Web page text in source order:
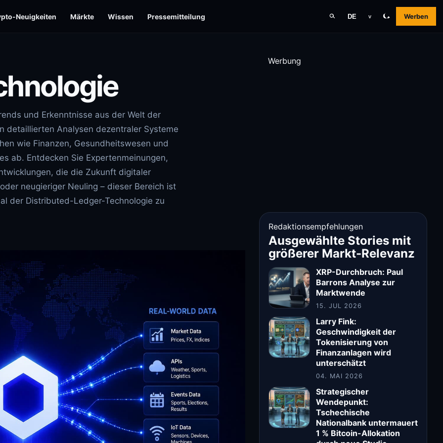
Neuigkeiten Märkte Wissen Pressemitteilung DE v Werben
und Erkenntnisse aus der Welt der
detaillierten Analysen dezentraler Systeme
wie Finanzen, Gesundheitswesen und
ab. Entdecken Sie Expertenmeinungen,
die die Zukunft digitaler
neugieriger Neuling – dieser Bereich ist
der Distributed-Ledger-Technologie zu
Werbung
Redaktionsempfehlungen
Ausgewählte Stories mit
größerer Markt-Relevanz
XRP-Durchbruch: Paul
Barrons Analyse zur
Marktwende
15. JUL 2026
Larry Fink:
Geschwindigkeit der
Tokenisierung von
Finanzanlagen wird
unterschätzt
04. MAI 2026
Strategischer
Wendepunkt:
Tschechische
Nationalbank untermauert
1 % Bitcoin-Allokation